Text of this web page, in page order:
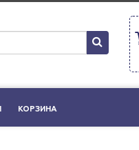
КОРЗИНА